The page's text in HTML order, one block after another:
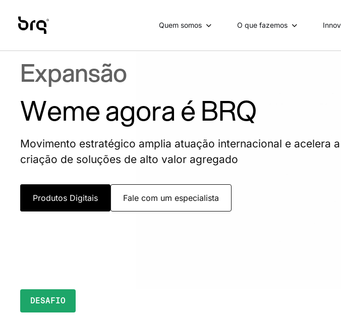
Quem somos O que fazemos
Expansão
Weme agora é BRQ
Movimento estratégico amplia atuação internacional e acelera a
criação de soluções de alto valor agregado
Produtos Digitais Fale com um especialista
DESAFIO